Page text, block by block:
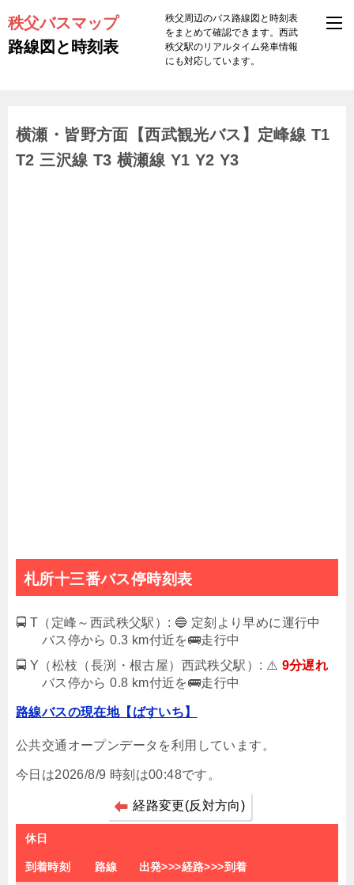
秩父バスマップ
路線図と時刻表
秩父周辺のバス路線図と時刻表
をまとめて確認できます。西武
秩父駅のリアルタイム発車情報
にも対応しています。
横瀬・皆野方面【西武観光バス】定峰線 T1
T2 三沢線 T3 横瀬線 Y1 Y2 Y3
札所十三番バス停時刻表
🚍 T（定峰～西武秩父駅）: 🔵 定刻より早めに運行中
バス停から 0.3 km付近を🚌走行中
🚍 Y（松枝（長渕・根古屋）西武秩父駅）: ⚠️ 9分遅れ
バス停から 0.8 km付近を🚌走行中
路線バスの現在地【ばすいち】
公共交通オープンデータを利用しています。
今日は2026/8/9 時刻は00:48です。
経路変更(反対方向)
休日
到着時刻 路線 出発>>>経路>>>到着